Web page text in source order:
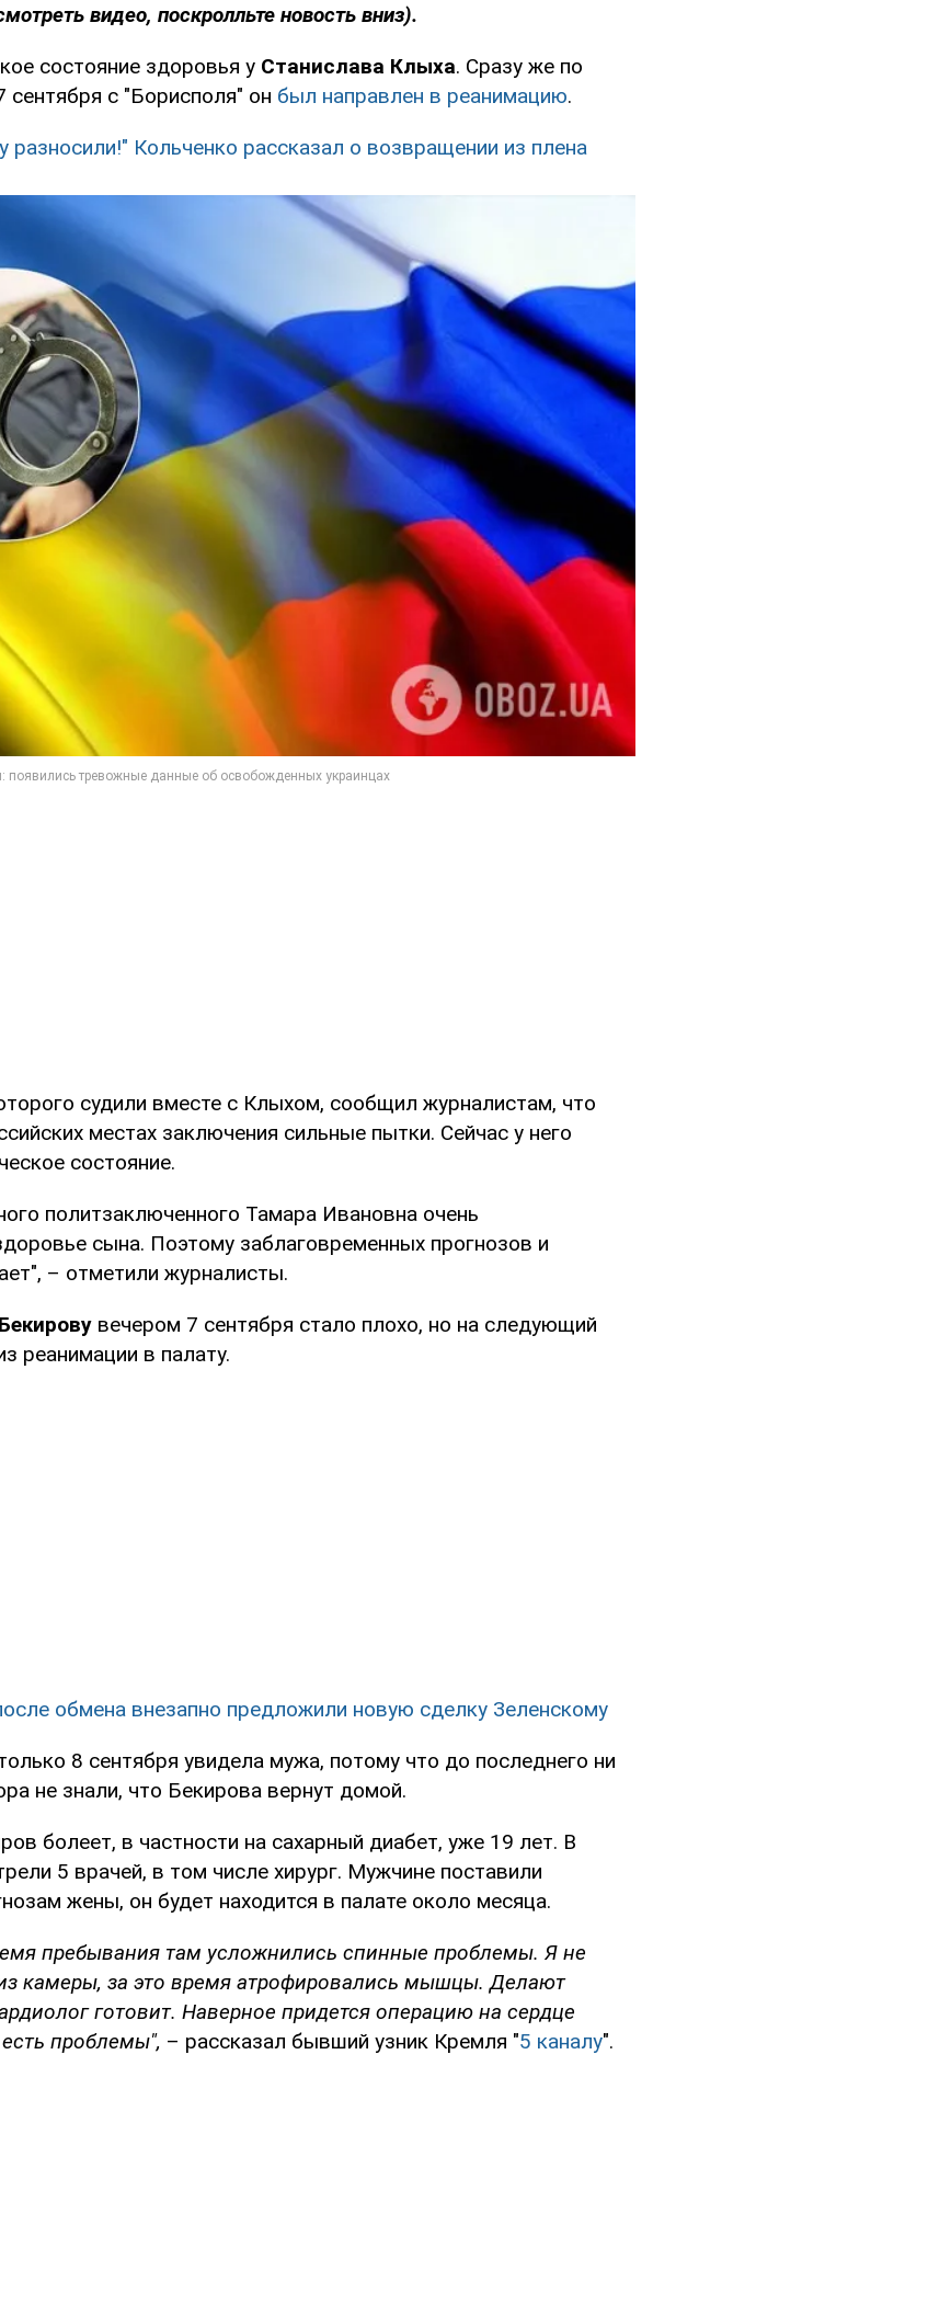
видео, поскролльте новость вниз).
состояние здоровья у Станислава Клыха. Сразу же по
сентября с "Борисполя" он был направлен в реанимацию.
разносили!" Кольченко рассказал о возвращении из плена
судили вместе с Клыхом, сообщил журналистам, что
местах заключения сильные пытки. Сейчас у него
состояние.
политзаключенного Тамара Ивановна очень
сына. Поэтому заблаговременных прогнозов и
– отметили журналисты.
вечером 7 сентября стало плохо, но на следующий
реанимации в палату.
обмена внезапно предложили новую сделку Зеленскому
8 сентября увидела мужа, потому что до последнего ни
не знали, что Бекирова вернут домой.
болеет, в частности на сахарный диабет, уже 19 лет. В
5 врачей, в том числе хирург. Мужчине поставили
жены, он будет находится в палате около месяца.
пребывания там усложнились спинные проблемы. Я не
камеры, за это время атрофировались мышцы. Делают
готовит. Наверное придется операцию на сердце
проблемы", – рассказал бывший узник Кремля "5 каналу".